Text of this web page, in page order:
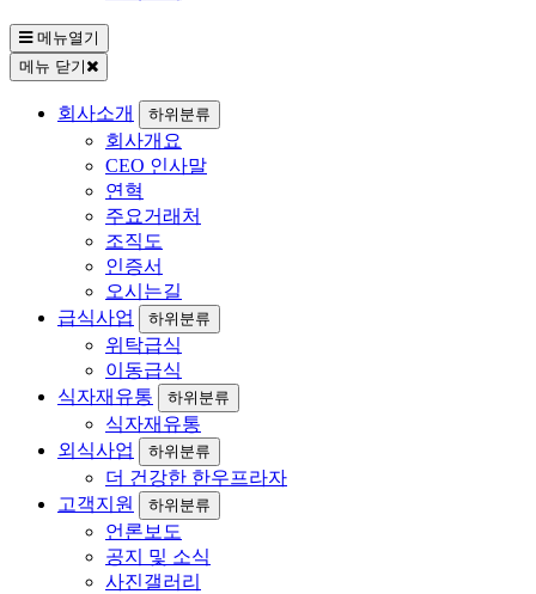
메뉴열기
메뉴 닫기
회사소개 하위분류
회사개요
CEO 인사말
연혁
주요거래처
조직도
인증서
오시는길
급식사업
하위분류
위탁급식
이동급식
식자재유통
하위분류
식자재유통
외식사업
하위분류
더 건강한 한우프라자
고객지원
하위분류
언론보도
공지 및 소식
사진갤러리